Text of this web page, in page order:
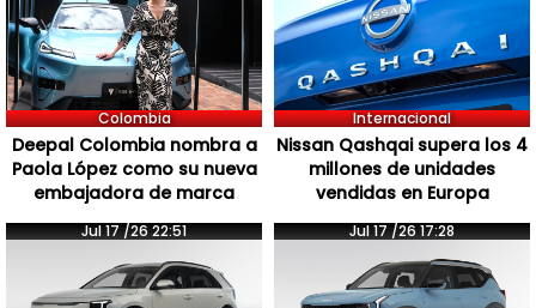
Colombia
Deepal Colombia nombra a
Paola López como su nueva
embajadora de marca
Internacional
Nissan Qashqai supera los 4
millones de unidades
vendidas en Europa
Jul 17 /26 22:51 Jul 17 /26 17:28